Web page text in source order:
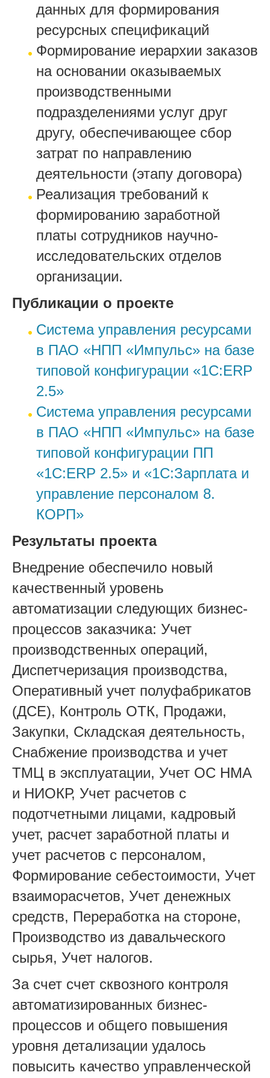
данных для формирования
ресурсных спецификаций
Формирование иерархии заказов
на основании оказываемых
производственными
подразделениями услуг друг
другу, обеспечивающее сбор
затрат по направлению
деятельности (этапу договора)
Реализация требований к
формированию заработной
платы сотрудников научно-
исследовательских отделов
организации.
Публикации о проекте
Система управления ресурсами
в ПАО «НПП «Импульс» на базе
типовой конфигурации «1С:ERP
2.5»
Система управления ресурсами
в ПАО «НПП «Импульс» на базе
типовой конфигурации ПП
«1С:ERP 2.5» и «1С:Зарплата и
управление персоналом 8.
КОРП»
Результаты проекта
Внедрение обеспечило новый
качественный уровень
автоматизации следующих бизнес-
процессов заказчика: Учет
производственных операций,
Диспетчеризация производства,
Оперативный учет полуфабрикатов
(ДСЕ), Контроль ОТК, Продажи,
Закупки, Складская деятельность,
Снабжение производства и учет
ТМЦ в эксплуатации, Учет ОС НМА
и НИОКР, Учет расчетов с
подотчетными лицами, кадровый
учет, расчет заработной платы и
учет расчетов с персоналом,
Формирование себестоимости, Учет
взаиморасчетов, Учет денежных
средств, Переработка на стороне,
Производство из давальческого
сырья, Учет налогов.
За счет счет сквозного контроля
автоматизированных бизнес-
процессов и общего повышения
уровня детализации удалось
повысить качество управленческой